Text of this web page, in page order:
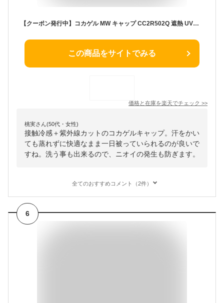
【クーポン発行中】コカゲル MW キャップ CC2R502Q 遮熱 UVカット 近赤外線カット 接触冷感 帽子 キャップ メンズ レディース ユニセックス 夏 暑さ対策【メール便送料無料】
この商品をサイトでみる
価格と在庫を楽天でチェック >>
桃実さん(50代・女性)
接触冷感＋紫外線カットのコカゲルキャップ。汗をかい
ても蒸れずに快適なまま一日被っていられるのが良いで
すね。洗う事も出来るので、ニオイの発生も防ぎます。
全てのおすすめコメント（2件）
6